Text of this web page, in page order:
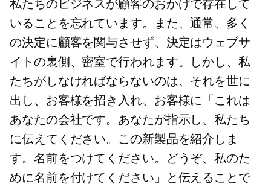
私たちのビジネスが顧客のおかげで存在して
いることを忘れています。また、通常、多く
の決定に顧客を関与させず、決定はウェブサ
イトの裏側、密室で行われます。しかし、私
たちがしなければならないのは、それを世に
出し、お客様を招き入れ、お客様に「これは
あなたの会社です。あなたが指示し、私たち
に伝えてください。この新製品を紹介しま
す。名前をつけてください。どうぞ、私のた
めに名前を付けてください」と伝えることで